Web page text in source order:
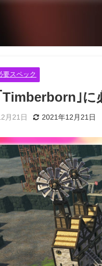
要スペック
Timberborn｣に
月21日 2021年12月21日